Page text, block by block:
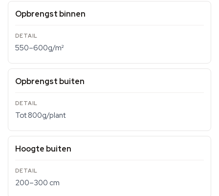
Opbrengst binnen
550–600g/m²
Opbrengst buiten
Tot 800g/plant
Hoogte buiten
200–300 cm